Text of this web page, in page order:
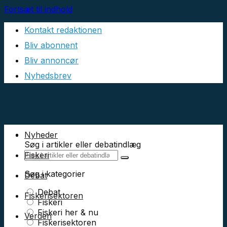
Fortsæt til indhold
Kontakt redaktionen
Bliv abonnent
Bliv annoncør
Nyhedsbrev
Søg i artikler eller debatindlæg
Søg i kategorier
Debat
Fiskeri
Fiskeri her & nu
Fiskerisektoren
Nyheder
Fiskeri
Debat
Fiskerisektoren
Verden